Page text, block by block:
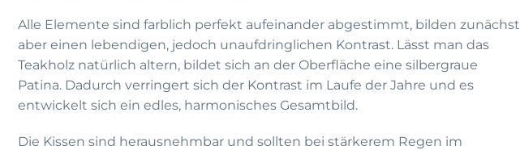
Alle Elemente sind farblich perfekt aufeinander abgestimmt, bilden zunächst
aber einen lebendigen, jedoch unaufdringlichen Kontrast. Lässt man das
Teakholz natürlich altern, bildet sich an der Oberfläche eine silbergraue
Patina. Dadurch verringert sich der Kontrast im Laufe der Jahre und es
entwickelt sich ein edles, harmonisches Gesamtbild.
Die Kissen sind herausnehmbar und sollten bei stärkerem Regen im